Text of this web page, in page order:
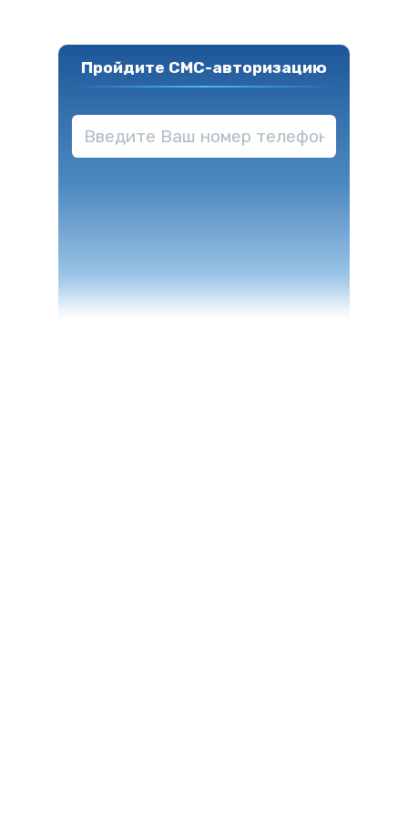
Пройдите СМС-авторизацию